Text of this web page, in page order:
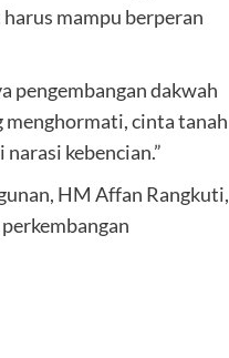
mampu berperan
pengembangan dakwah
menghormati, cinta tanah
kebencian.”
HM Affan Rangkuti,